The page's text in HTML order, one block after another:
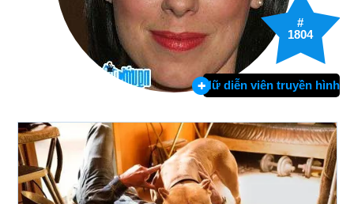
#
1804
Nữ diễn viên truyền hình